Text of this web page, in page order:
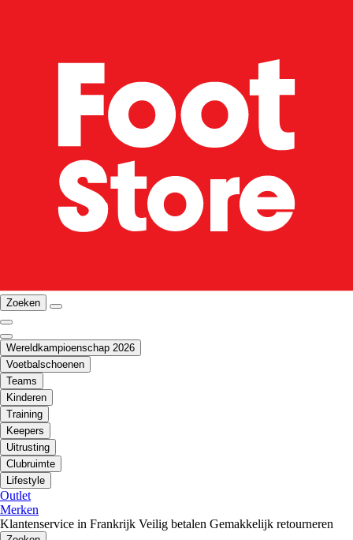
Zoeken
Wereldkampioenschap 2026
Voetbalschoenen
Teams
Kinderen
Training
Keepers
Uitrusting
Clubruimte
Lifestyle
Outlet
Merken
Klantenservice in Frankrijk Veilig betalen Gemakkelijk retourneren